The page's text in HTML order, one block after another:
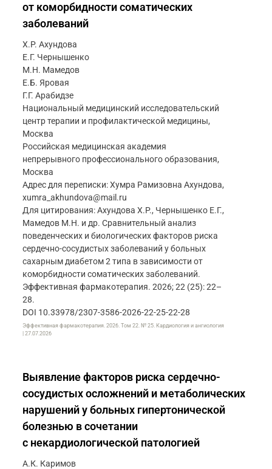
от коморбидности соматических
заболеваний
Х.Р. Ахундова
Е.Г. Чернышенко
М.Н. Мамедов
Е.Б. Яровая
Г.Г. Арабидзе
Национальный медицинский исследовательский
центр терапии и профилактической медицины,
Москва
Российская медицинская академия
непрерывного профессионального образования,
Москва
Адрес для переписки: Хумра Рамизовна Ахундова,
xumra_akhundova@mail.ru
Для цитирования: Ахундова Х.Р., Чернышенко Е.Г.,
Мамедов М.Н. и др. Сравнительный анализ
поведенческих и биологических факторов риска
сердечно-сосудистых заболеваний у больных
сахарным диабетом 2 типа в зависимости от
коморбидности соматических заболеваний.
Эффективная фармакотерапия. 2026; 22 (25): 22–
28.
DOI 10.33978/2307-3586-2026-22-25-22-28
Эффективная фармакотерапия. 2026. Том 22. № 25. Кардиология и ангиология
| 27.07.2026
Выявление факторов риска сердечно-
сосудистых осложнений и метаболических
нарушений у больных гипертонической
болезнью в сочетании
с некардиологической патологией
А.К. Каримов